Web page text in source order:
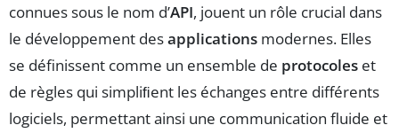
connues sous le nom d’API, jouent un rôle crucial dans
le développement desapplications modernes. Elles
se définissent comme un ensemble de protocoles et
de règles qui simpliﬁent les échanges entre différents
logiciels, permettant ainsi une communication fluide et